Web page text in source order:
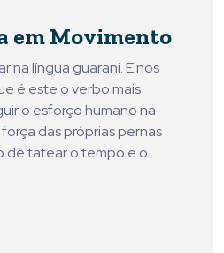
em Movimento
na língua guarani. E nos
é este o verbo mais
o esforço humano na
das próprias pernas
de tatear o tempo e o